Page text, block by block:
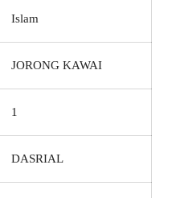
Islam
JORONG KAWAI
1
DASRIAL